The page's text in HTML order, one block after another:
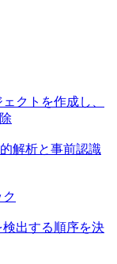
クトを作成し、
解析と事前認識
検出する順序を決